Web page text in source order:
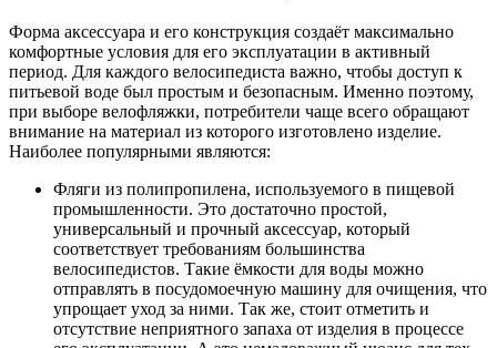
Форма аксессуара и его конструкция создаёт максимально
комфортные условия для его эксплуатации в активный
период. Для каждого велосипедиста важно, чтобы доступ к
питьевой воде был простым и безопасным. Именно поэтому,
при выборе велофляжки, потребители чаще всего обращают
внимание на материал из которого изготовлено изделие.
Наиболее популярными являются:
Фляги из полипропилена, используемого в пищевой
промышленности. Это достаточно простой,
универсальный и прочный аксессуар, который
соответствует требованиям большинства
велосипедистов. Такие ёмкости для воды можно
отправлять в посудомоечную машину для очищения, что
упрощает уход за ними. Так же, стоит отметить и
отсутствие неприятного запаха от изделия в процессе